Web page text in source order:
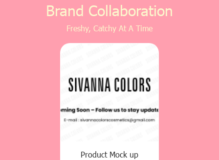
Brand Collaboration
Freshy, Catchy At A Time
Product Mock up